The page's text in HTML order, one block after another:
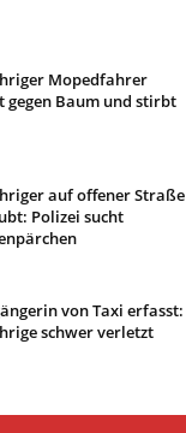
Mopedfahrer
gegen Baum und stirbt
auf offener Straße
Polizei sucht
von Taxi erfasst:
schwer verletzt